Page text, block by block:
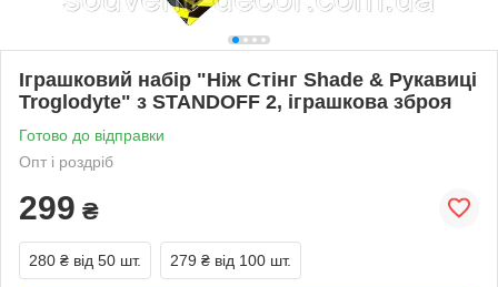
Іграшковий набір "Ніж Стінг Shade & Рукавиці
Troglodyte" з STANDOFF 2, іграшкова зброя
Готово до відправки
Опт і роздріб
299 ₴
280 ₴ від 50 шт. 279 ₴ від 100 шт.